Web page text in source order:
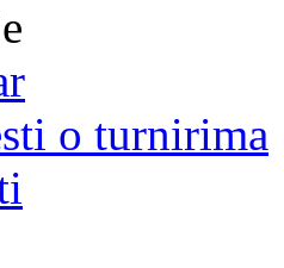
o turnirima